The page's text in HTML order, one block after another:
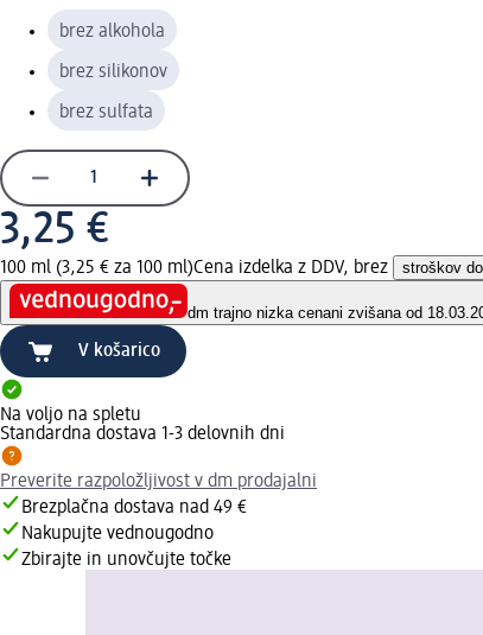
brez alkohola
brez silikonov
brez sulfata
3,25 €
100 ml (3,25 € za 100 ml)Cena izdelka z DDV, brez stroškov
dm trajno nizka cenani zvišana od
V košarico
Na voljo na spletu
Standardna dostava 1-3 delovnih dni
Preverite razpoložljivost v dm prodajalni
Brezplačna dostava nad 49 €
Nakupujte vednougodno
Zbirajte in unovčujte točke